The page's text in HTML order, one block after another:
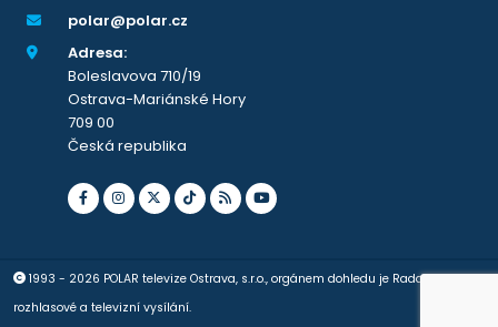
polar@polar.cz
Adresa:
Boleslavova 710/19
Ostrava-Mariánské Hory
709 00
Česká republika
1993 - 2026 POLAR televize Ostrava, s.r.o., orgánem dohledu je Rada pro
rozhlasové a televizní vysílání.